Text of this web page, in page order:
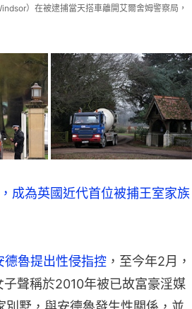
）在被逮捕當天搭車離開艾爾舍姆警察局，
成為英國近代首位被捕王室家族
魯提出性侵指控 ，至今年2月，
子聲稱於2010年被已故富豪淫媒